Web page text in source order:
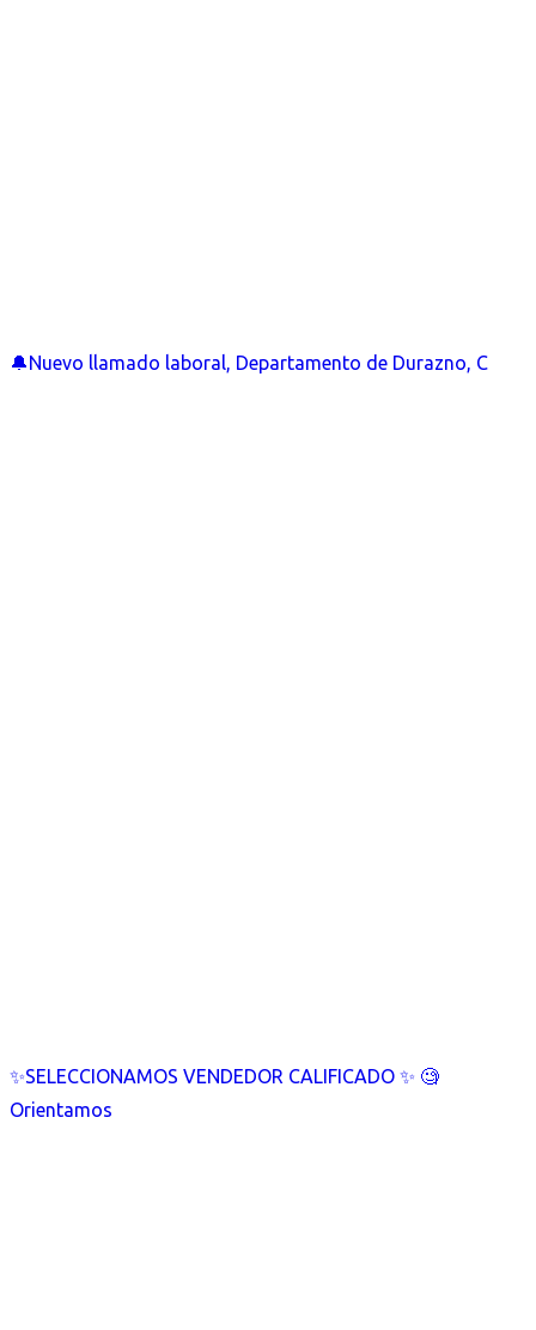
🔔Nuevo llamado laboral, Departamento de Durazno, C
✨SELECCIONAMOS VENDEDOR CALIFICADO ✨ 🧐
Orientamos